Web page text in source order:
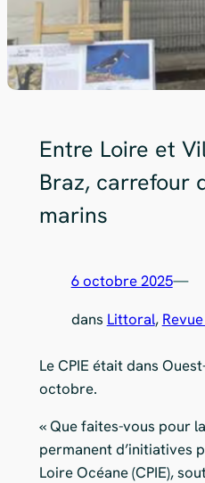
Entre Loire et
Braz, carrefour
marins
6 octobre 2025—
dans Littoral,
Le CPIE était dans
octobre.
« Que faites-vous pour
permanent d’initiatives
Loire Océane (CPIE),